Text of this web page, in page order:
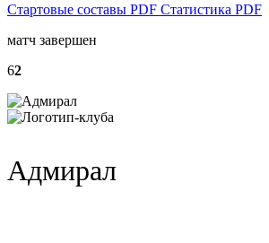
Стартовые составы PDF Статистика PDF
матч завершен
62
Адмирал